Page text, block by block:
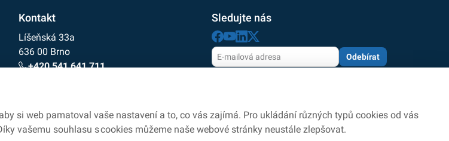
Kontakt
Líšeňská 33a
636 00 Brno
+420 541 641 711
Sledujte nás
Odebírat
si web pamatoval vaše nastavení a to, co vás zajímá. Pro ukládání různých typů cookies od vás
vašemu souhlasu s cookies můžeme naše webové stránky neustále zlepšovat.